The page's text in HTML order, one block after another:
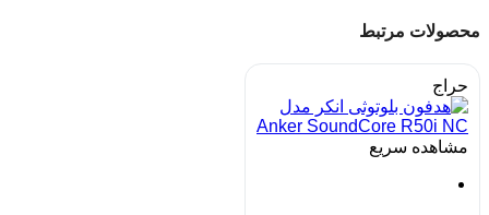
محصولات مرتبط
حراج
مشاهده سریع